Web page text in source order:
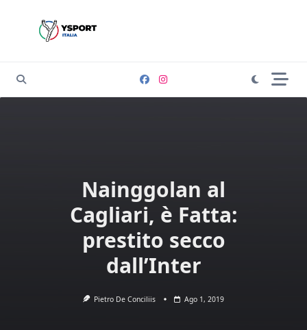
Nainggolan al
Cagliari, è Fatta:
prestito secco
dall’Inter
Pietro De Conciliis Ago 1, 2019